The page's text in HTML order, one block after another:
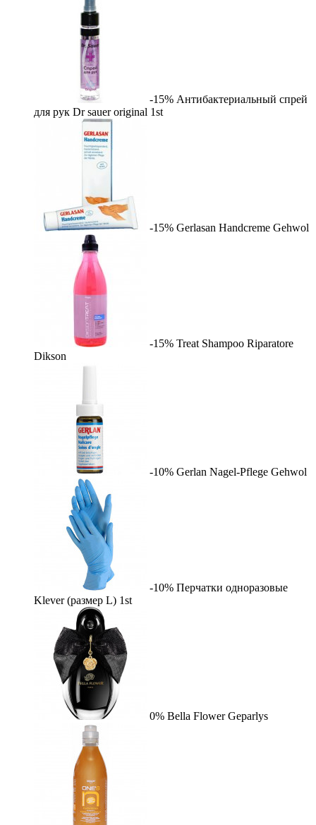
-15% Антибактериальный спрей
для рук Dr sauer original 1st
-15% Gerlasan Handcreme Gehwol
-15% Treat Shampoo Riparatore
Dikson
-10% Gerlan Nagel-Pflege Gehwol
-10% Перчатки одноразовые
Klever (размер L) 1st
0% Bella Flower Geparlys